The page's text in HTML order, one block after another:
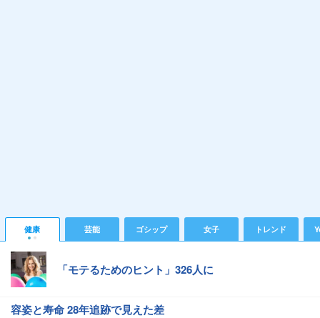
健康 芸能 ゴシップ 女子 トレンド
「モテるためのヒント」326人に
容姿と寿命 28年追跡で見えた差